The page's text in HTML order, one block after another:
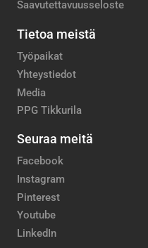
Saavutettavuusseloste
Tietoa meistä
Työpaikat
Yhteystiedot
Media
PPG Tikkurila
Seuraa meitä
Facebook
Instagram
Pinterest
Youtube
LinkedIn